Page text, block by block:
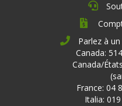
Parlez à
Canada:
Canada/
France: 04
Italia: